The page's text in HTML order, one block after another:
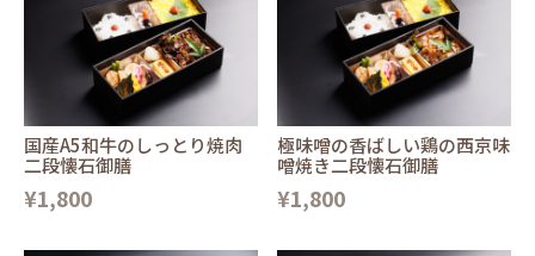
国産A5和牛のしっとり焼肉
二段懐石御膳
¥1,800
極味噌の香ばしい鶏の西京味
噌焼き二段懐石御膳
¥1,800